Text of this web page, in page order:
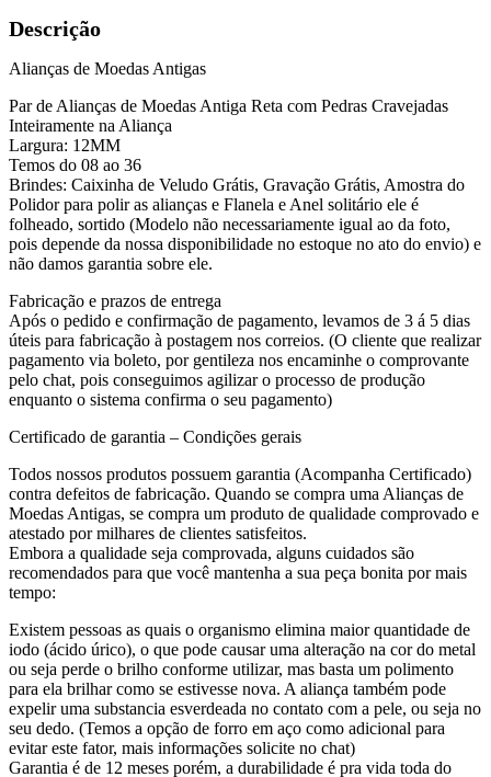
Descrição
Alianças de Moedas Antigas
Par de Alianças de Moedas Antiga Reta com Pedras Cravejadas
Inteiramente na Aliança
Largura: 12MM
Temos do 08 ao 36
Brindes: Caixinha de Veludo Grátis, Gravação Grátis, Amostra do
Polidor para polir as alianças e Flanela e Anel solitário ele é
folheado, sortido (Modelo não necessariamente igual ao da foto,
pois depende da nossa disponibilidade no estoque no ato do envio) e
não damos garantia sobre ele.
Fabricação e prazos de entrega
Após o pedido e confirmação de pagamento, levamos de 3 á 5 dias
úteis para fabricação à postagem nos correios. (O cliente que realizar
pagamento via boleto, por gentileza nos encaminhe o comprovante
pelo chat, pois conseguimos agilizar o processo de produção
enquanto o sistema confirma o seu pagamento)
Certificado de garantia – Condições gerais
Todos nossos produtos possuem garantia (Acompanha Certificado)
contra defeitos de fabricação. Quando se compra uma Alianças de
Moedas Antigas, se compra um produto de qualidade comprovado e
atestado por milhares de clientes satisfeitos.
Embora a qualidade seja comprovada, alguns cuidados são
recomendados para que você mantenha a sua peça bonita por mais
tempo:
Existem pessoas as quais o organismo elimina maior quantidade de
iodo (ácido úrico), o que pode causar uma alteração na cor do metal
ou seja perde o brilho conforme utilizar, mas basta um polimento
para ela brilhar como se estivesse nova. A aliança também pode
expelir uma substancia esverdeada no contato com a pele, ou seja no
seu dedo. (Temos a opção de forro em aço como adicional para
evitar este fator, mais informações solicite no chat)
Garantia é de 12 meses porém, a durabilidade é pra vida toda do